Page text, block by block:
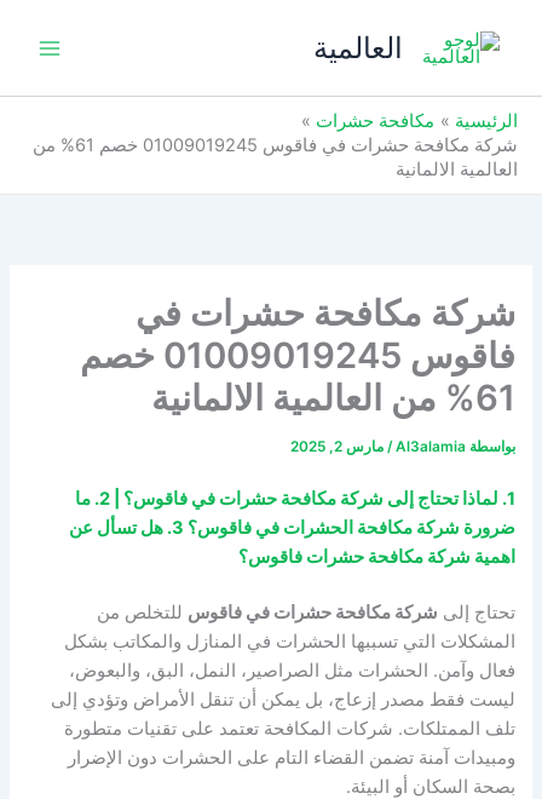
العالمية
الرئيسية
مكافحة حشرات
شركة مكافحة حشرات في فاقوس 01009019245 خصم 61% من
العالمية الالمانية
شركة مكافحة حشرات في
فاقوس 01009019245 خصم
61% من العالمية الالمانية
بواسطة Al3alamia
/مارس 2, 2025
1. لماذا تحتاج إلى شركة مكافحة حشرات في فاقوس؟ | 2. ما
ضرورة شركة مكافحة الحشرات في فاقوس؟ 3. هل تسأل عن
اهمية شركة مكافحة حشرات فاقوس؟
تحتاج إلى شركة مكافحة حشرات في فاقوس للتخلص من
المشكلات التي تسببها الحشرات في المنازل والمكاتب بشكل
فعال وآمن. الحشرات مثل الصراصير، النمل، البق، والبعوض،
ليست فقط مصدر إزعاج، بل يمكن أن تنقل الأمراض وتؤدي إلى
تلف الممتلكات. شركات المكافحة تعتمد على تقنيات متطورة
ومبيدات آمنة تضمن القضاء التام على الحشرات دون الإضرار
بصحة السكان أو البيئة.